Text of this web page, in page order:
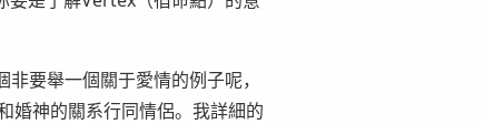
要舉一個關于愛情的例子呢，
婚神的關系行同情侶。我詳細的